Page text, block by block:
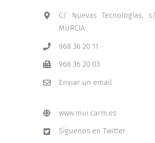
C/ Nuevas Tecnologías,
MURCIA
968 36 20 11
968 36 20 03
Enviar un email
www.mui.carm.es
Síguenos en Twitter